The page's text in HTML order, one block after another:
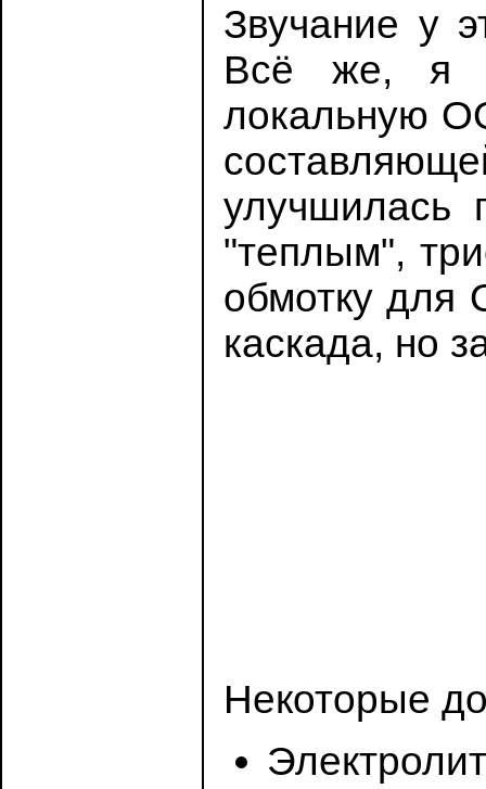
Звучание у
Всё же, я
локальную
улучшилась
"теплым",
обмотку для
каскада, но
Некоторые